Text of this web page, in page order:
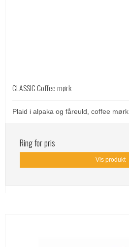
CLASSIC Coffee mørk
Plaid i alpaka og fåreuld, coffee mørk
Ring for pris
Vis produkt